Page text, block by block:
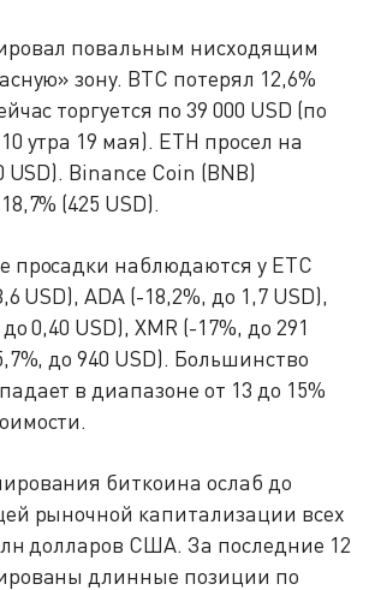
повальным нисходящим
зону. BTC потерял 12,6%
торгуется по 39 000 USD (по
утра 19 мая). ETH просел на
USD). Binance Coin (BNB)
(425 USD).
просадки наблюдаются у ETC
USD), ADA (-18,2%, до 1,7 USD),
0,40 USD), XMR (-17%, до 291
до 940 USD). Большинство
в диапазоне от 13 до 15%
биткоина ослаб до
рыночной капитализации всех
долларов США. За последние 12
длинные позиции по